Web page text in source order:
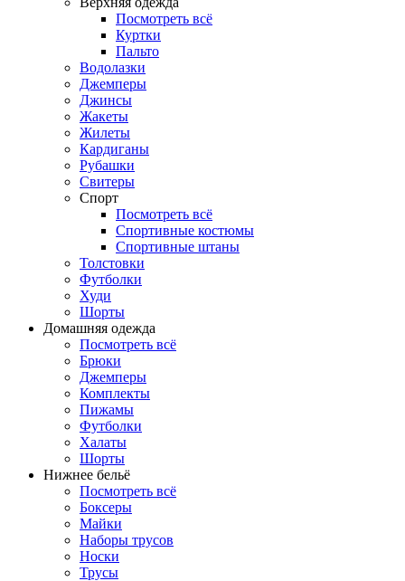
Посмотреть всё
Куртки
Пальто
Водолазки
Джемперы
Джинсы
Жакеты
Жилеты
Кардиганы
Рубашки
Свитеры
Спорт
Посмотреть всё
Спортивные костюмы
Спортивные штаны
Толстовки
Футболки
Худи
Шорты
Домашняя одежда
Посмотреть всё
Брюки
Джемперы
Комплекты
Пижамы
Футболки
Халаты
Шорты
Нижнее бельё
Посмотреть всё
Боксеры
Майки
Наборы трусов
Носки
Трусы